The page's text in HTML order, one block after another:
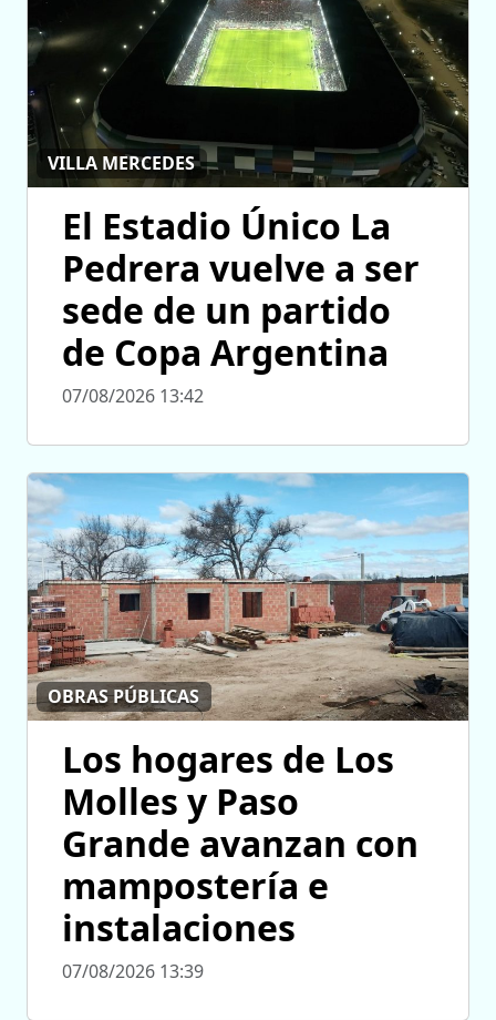
VILLA MERCEDES
El Estadio Único La
Pedrera vuelve a ser
sede de un partido
de Copa Argentina
07/08/2026 13:42
OBRAS PÚBLICAS
Los hogares de Los
Molles y Paso
Grande avanzan con
mampostería e
instalaciones
07/08/2026 13:39